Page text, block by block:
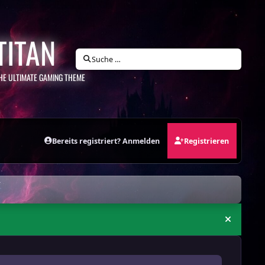
ULTIMATE GAMING THEME
Suche …
Bereits registriert? Anmelden Registrieren